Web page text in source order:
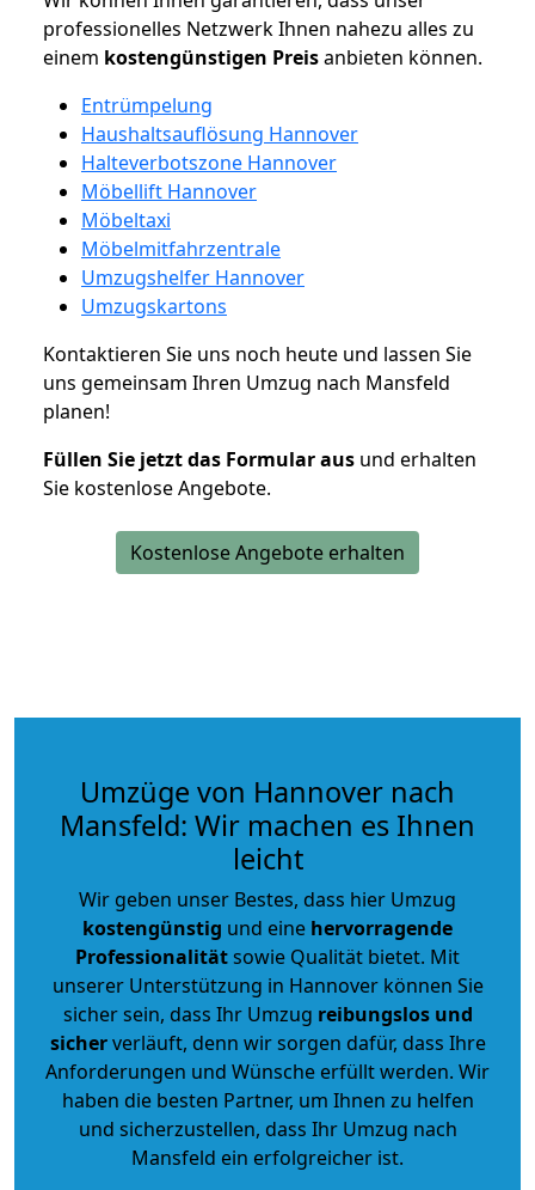
professionelles Netzwerk Ihnen nahezu alles zu
einem kostengünstigen Preisanbieten können.
Entrümpelung
Haushaltsauflösung Hannover
Halteverbotszone Hannover
Möbellift Hannover
Möbeltaxi
Möbelmitfahrzentrale
Umzugshelfer Hannover
Umzugskartons
Kontaktieren Sie uns noch heute und lassen Sie
uns gemeinsam Ihren Umzug nach Mansfeld
planen!
Füllen Sie jetzt das Formular aus und erhalten
Sie kostenlose Angebote.
Kostenlose Angebote erhalten
Umzüge von Hannover nach
Mansfeld: Wir machen es Ihnen
leicht
Wir geben unser Bestes, dass hier Umzug
kostengünstig und eine hervorragende
Professionalitätsowie Qualität bietet. Mit
unserer Unterstützung in Hannover können Sie
sicher sein, dass Ihr Umzug reibungslos und
sicherverläuft, denn wir sorgen dafür, dass Ihre
Anforderungen und Wünsche erfüllt werden. Wir
haben die besten Partner, um Ihnen zu helfen
und sicherzustellen, dass Ihr Umzug nach
Mansfeld ein erfolgreicher ist.